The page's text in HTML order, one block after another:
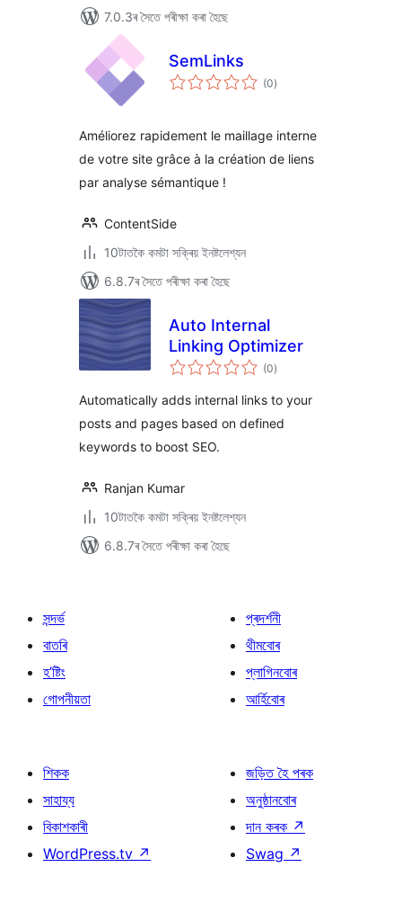
7.0.3ৰ সৈতে পৰীক্ষা কৰা হৈছে
SemLinks
(0টা
মুঠ)
Améliorez rapidement le maillage interne
de votre site grâce à la création de liens
par analyse sémantique !
ContentSide
10টাতকৈ কমটা সক্ৰিয় ইনষ্টলেশ্যন
6.8.7ৰ সৈতে পৰীক্ষা কৰা হৈছে
Auto Internal
Linking Optimizer
(0টা
মুঠ)
Automatically adds internal links to your
posts and pages based on defined
keywords to boost SEO.
Ranjan Kumar
10টাতকৈ কমটা সক্ৰিয় ইনষ্টলেশ্যন
6.8.7ৰ সৈতে পৰীক্ষা কৰা হৈছে
সন্দৰ্ভ
বাতৰি
হ’ষ্টিং
গোপনীয়তা
প্ৰদৰ্শনী
থীমবোৰ
প্লাগিনবোৰ
আৰ্হিবোৰ
শিকক
সাহায্য
বিকাশকাৰী
WordPress.tv ↗
জড়িত হৈ পৰক
অনুষ্ঠানবোৰ
দান কৰক ↗
Swag ↗